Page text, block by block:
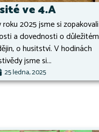
ve 4.A
2025 jsme si zopakovali
a dovednosti o důležitém
o husitství. V hodinách
jsme si...
25 ledna, 2025